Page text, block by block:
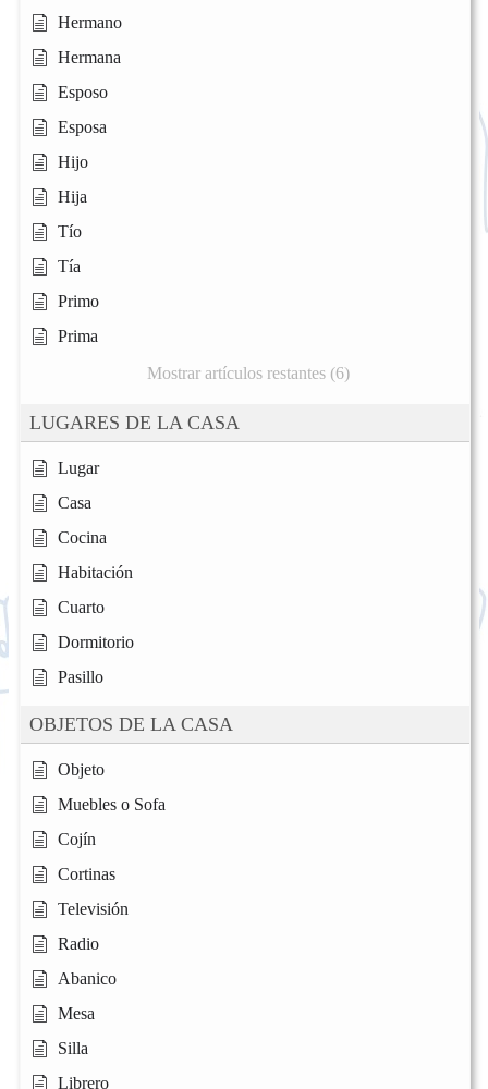
Hermano
Hermana
Esposo
Esposa
Hijo
Hija
Tío
Tía
Primo
Prima
Mostrar artículos restantes (6)
LUGARES DE LA CASA
Lugar
Casa
Cocina
Habitación
Cuarto
Dormitorio
Pasillo
OBJETOS DE LA CASA
Objeto
Muebles o Sofa
Cojín
Cortinas
Televisión
Radio
Abanico
Mesa
Silla
Librero